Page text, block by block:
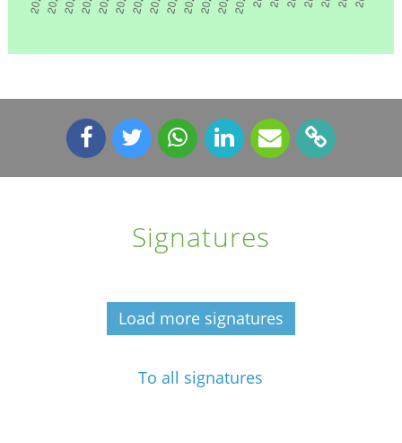
Signatures
Load more signatures
To all signatures